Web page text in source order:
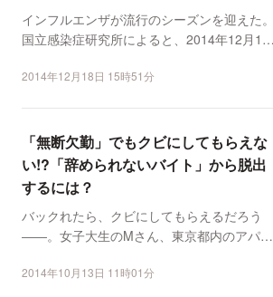
インフルエンザが流行のシーズンを迎えた。
国立感染症研究所によると、2014年12月10
2014年12月18日 15時51分
「無断欠勤」でもクビにしてもらえな
い!?「辞められないバイト」から脱出
するには？
バックれたら、クビにしてもらえるだろう
――。女子大生のMさん、東京都内のアパレ
2014年10月13日 11時01分